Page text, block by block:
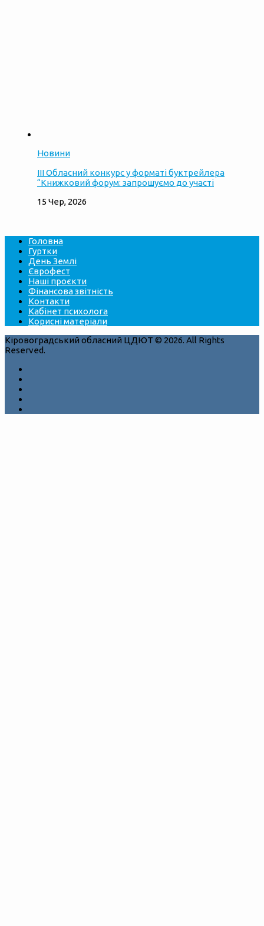
Новини
ІІІ Обласний конкурс у форматі буктрейлера
“Книжковий форум: запрошуємо до участі
15 Чер, 2026
Головна
Гуртки
День Землі
Єврофест
Наші проєкти
Фінансова звітність
Контакти
Кабінет психолога
Корисні матеріали
Кіровоградський обласний ЦДЮТ © 2026. All Rights
Reserved.